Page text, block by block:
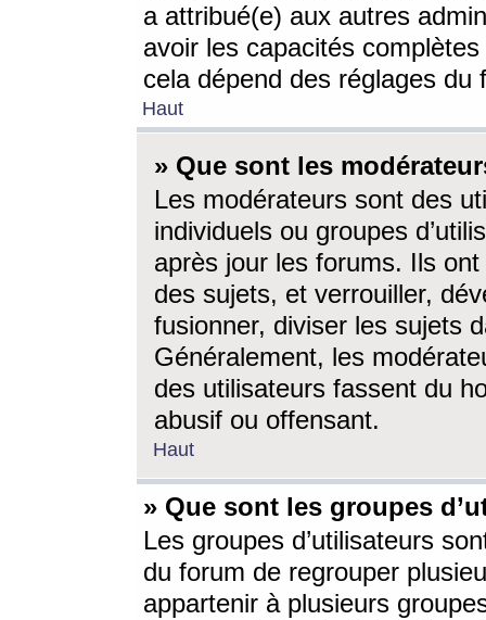
a attribué(e) aux autres
avoir les capacités
cela dépend des réglages du
Haut
» Que sont les
Les modérateurs sont des
individuels ou groupes
après jour les forums. Ils ont
des sujets, et verrouiller,
fusionner, diviser les sujets
Généralement, les
des utilisateurs fassent du
abusif ou offensant.
Haut
» Que sont les groupes
Les groupes d’utilisateurs
du forum de regrouper
appartenir à plusieurs